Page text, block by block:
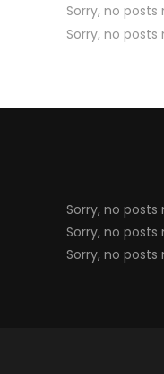
Sorry, no
Sorry, no
Sorry, no
Sorry, no
Sorry, no